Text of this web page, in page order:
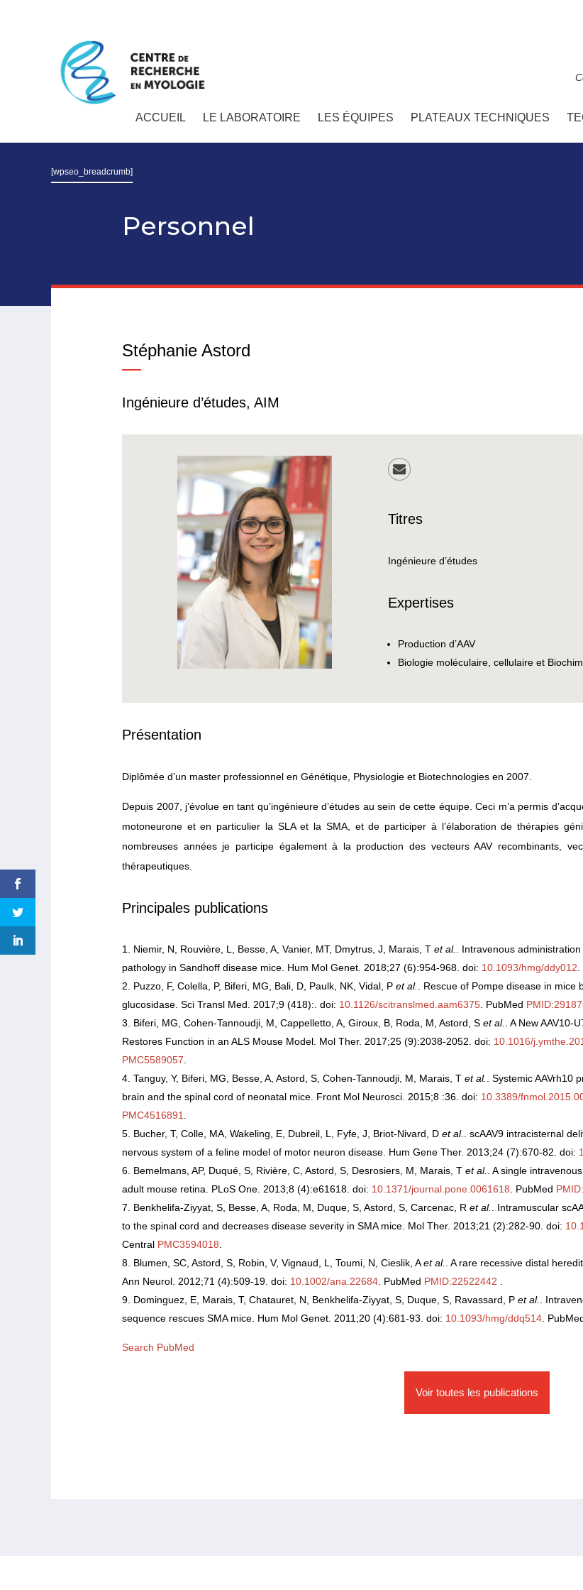
ACCUEIL LE LABORATOIRE LES ÉQUIPES PLATEAUX TECHNIQUES
[wpseo_breadcrumb]
Personnel
Stéphanie Astord
Ingénieure d’études, AIM
Titres
Ingénieure d’études
Expertises
Production d’AAV
Biologie moléculaire, cellulaire et
Présentation
Diplômée d’un master professionnel en Génétique, Physiologie et Biotechnologies en 2007.
Depuis 2007, j’évolue en tant qu’ingénieure d’études au sein de cette équipe. Ceci m’a permis
motoneurone et en particulier la SLA et la SMA, et de participer à l’élaboration de thérapies
nombreuses années je participe également à la production des vecteurs AAV recombinants,
thérapeutiques.
Principales publications
Niemir, N, Rouvière, L, Besse, A, Vanier, MT, Dmytrus, J, Marais, T et al.. Intravenous
pathology in Sandhoff disease mice. Hum Mol Genet. 2018;27 (6):954-968. doi: 10.1093/hmg/ddy012.
Puzzo, F, Colella, P, Biferi, MG, Bali, D, Paulk, NK, Vidal, P et al.. Rescue of Pompe disease in mice
glucosidase. Sci Transl Med. 2017;9 (418):. doi: 10.1126/scitranslmed.aam6375. PubMed
Biferi, MG, Cohen-Tannoudji, M, Cappelletto, A, Giroux, B, Roda, M, Astord, S et al.. A New AAV10-
Restores Function in an ALS Mouse Model. Mol Ther. 2017;25 (9):2038-2052. doi: 10.1016/
PMC5589057.
Tanguy, Y, Biferi, MG, Besse, A, Astord, S, Cohen-Tannoudji, M, Marais, T et al.. Systemic AAVrh10
brain and the spinal cord of neonatal mice. Front Mol Neurosci. 2015;8 :36. doi: 10.3389/
PMC4516891.
Bucher, T, Colle, MA, Wakeling, E, Dubreil, L, Fyfe, J, Briot-Nivard, D et al.. scAAV9 intracisternal
nervous system of a feline model of motor neuron disease. Hum Gene Ther. 2013;24 (7):670-82. doi:
Bemelmans, AP, Duqué, S, Rivière, C, Astord, S, Desrosiers, M, Marais, T et al.. A single
adult mouse retina. PLoS One. 2013;8 (4):e61618. doi: 10.1371/journal.pone.0061618. PubMed
Benkhelifa-Ziyyat, S, Besse, A, Roda, M, Duque, S, Astord, S, Carcenac, R et al.. Intramuscular
to the spinal cord and decreases disease severity in SMA mice. Mol Ther. 2013;21 (2):282-90. doi:
Central PMC3594018.
Blumen, SC, Astord, S, Robin, V, Vignaud, L, Toumi, N, Cieslik, Aet al.. A rare recessive distal
Ann Neurol. 2012;71 (4):509-19. doi: 10.1002/ana.22684. PubMed PMID:22522442 .
Dominguez, E, Marais, T, Chatauret, N, Benkhelifa-Ziyyat, S, Duque, S, Ravassard, P et al..
sequence rescues SMA mice. Hum Mol Genet. 2011;20 (4):681-93. doi: 10.1093/hmg/ddq514.
Search PubMed
Voir toutes les publications